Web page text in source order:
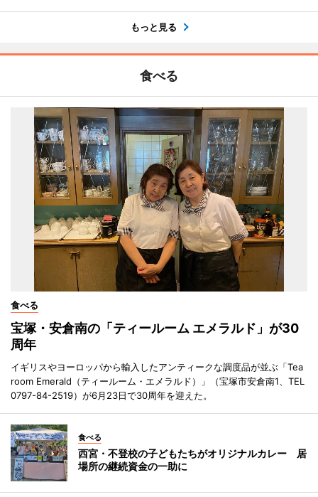
もっと見る
食べる
食べる
宝塚・安倉南の「ティールーム エメラルド」が30
周年
イギリスやヨーロッパから輸入したアンティークな調度品が並ぶ「Tea
room Emerald（ティールーム・エメラルド）」（宝塚市安倉南1、TEL
0797-84-2519）が6月23日で30周年を迎えた。
食べる
西宮・不登校の子どもたちがオリジナルカレー 居
場所の継続資金の一助に